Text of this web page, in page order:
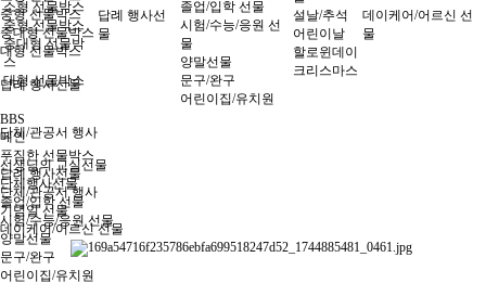
중형 선물박스
중대형 선물박스
대형 선물박스
답례 행사선물
단체/관공서 행사
선생님의 교실선물
단체행사선물
졸업/입학 선물
시험/수능/응원 선물
양말선물
문구/완구
어린이집/유치원
소형 선물박스
중형 선물박스
중대형 선물박
스
대형 선물박스
답례 행사선
물
졸업/입학 선물
시험/수능/응원 선
물
양말선물
문구/완구
어린이집/유치원
설날/추석
어린이날
할로윈데이
크리스마스
데이케어/어르신 선
물
BBS
메인
푸짐한 선물박스
답례 행사선물
단체/관공서 행사
기념일 선물
데이케어/어르신 선물